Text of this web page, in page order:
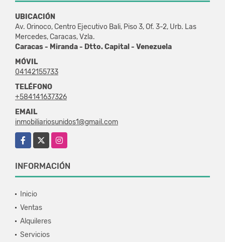
UBICACIÓN
Av. Orinoco, Centro Ejecutivo Bali, Piso 3, Of. 3-2, Urb. Las
Mercedes, Caracas, Vzla.
Caracas - Miranda - Dtto. Capital - Venezuela
MÓVIL
04142155733
TELÉFONO
+584141637326
EMAIL
inmobiliariosunidos1@gmail.com
Facebook
Instagram
INFORMACIÓN
Inicio
Ventas
Alquileres
Servicios